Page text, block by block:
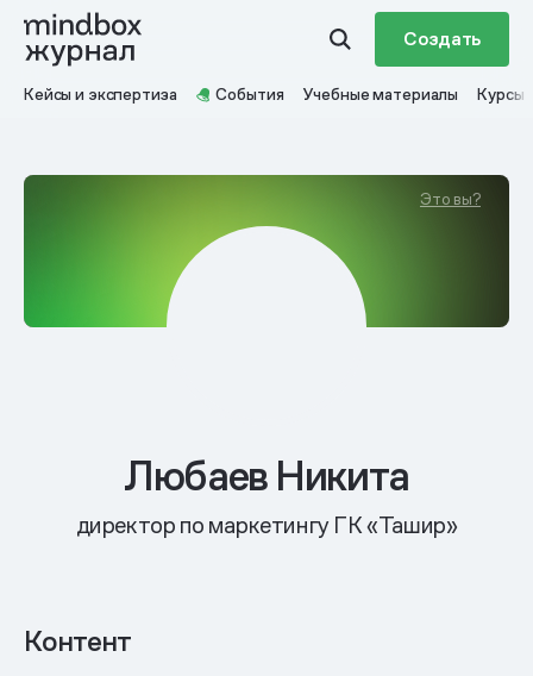
Создать
Кейсы и экспертиза События Учебные материалы Курсы
Это вы?
Любаев Никита
директор по маркетингу ГК «Ташир»
Контент